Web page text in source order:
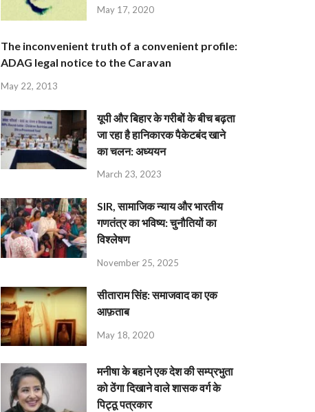
May 17, 2020
The inconvenient truth of a convenient profile:
ADAG legal notice to the Caravan
May 22, 2013
यूपी और बिहार के गरीबों के बीच बढ़ता
जा रहा है हानिकारक पैकेटबंद खाने
का चलन: अध्ययन
March 23, 2023
SIR, सामाजिक न्याय और भारतीय
गणतंत्र का भविष्य: चुनौतियों का
विश्लेषण
November 25, 2025
सीताराम सिंह: समाजवाद का एक
आफ़ताब
May 18, 2020
मनीषा के बहाने एक देश की सम्प्रभुता
को ठेंगा दिखाने वाले शासक वर्ग के
पिट्ठू पत्रकार